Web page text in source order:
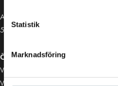
Statistik
Marknadsföring
Algolgatan 7
583 30 Linköping
Öppettider butik:
Vardagar 07.00 - 16.00
Viktiga länkar